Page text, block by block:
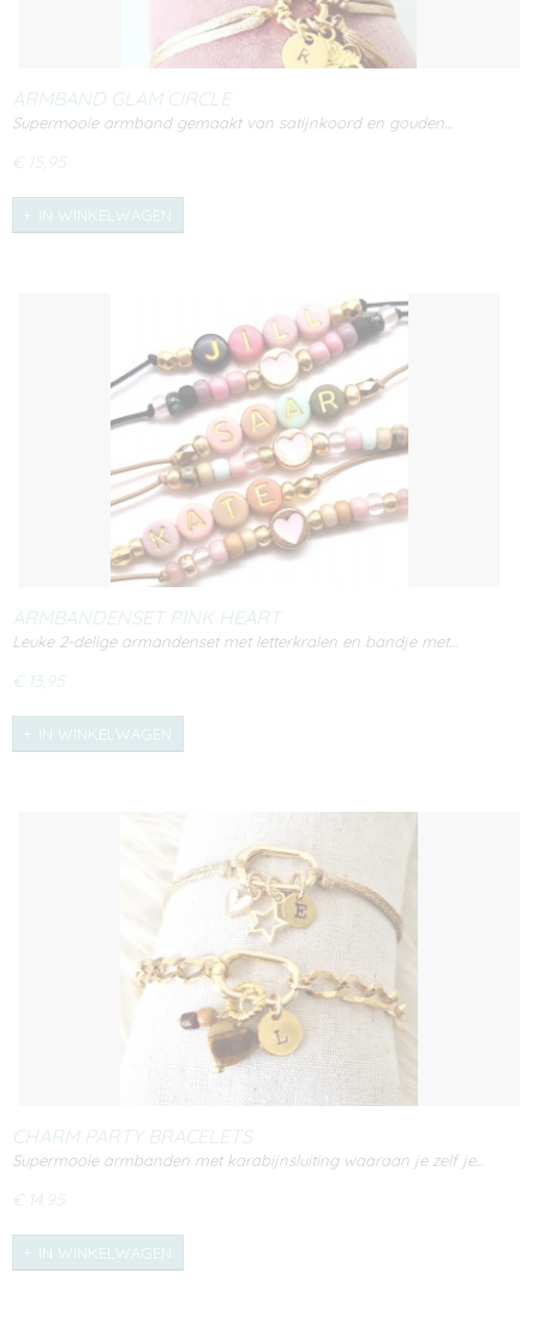
ARMBAND GLAM CIRCLE
Supermooie armband gemaakt van satijnkoord en gouden…
€ 15,95
IN WINKELWAGEN
ARMBANDENSET PINK HEART
Leuke 2-delige armandenset met letterkralen en bandje met…
€ 13,95
IN WINKELWAGEN
CHARM PARTY BRACELETS
Supermooie armbanden met karabijnsluiting waaraan je zelf je…
€ 14,95
IN WINKELWAGEN